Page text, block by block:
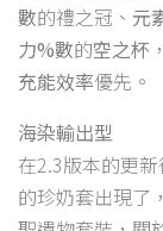
數的禮之冠、 元
力%數的空之杯
充能效率優先。
海染輸出型
在2.3版本的更
的珍奶套出現了，